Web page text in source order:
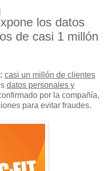
los datos
de casi 1 millón
casi un millón de clientes
datos personales y
por la compañía,
para evitar fraudes.